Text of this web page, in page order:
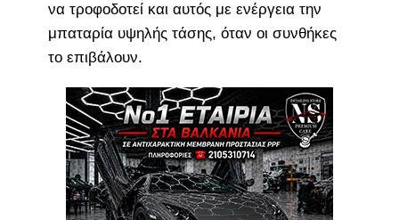
να τροφοδοτεί και αυτός με ενέργεια την
μπαταρία υψηλής τάσης, όταν οι συνθήκες
το επιβάλουν.